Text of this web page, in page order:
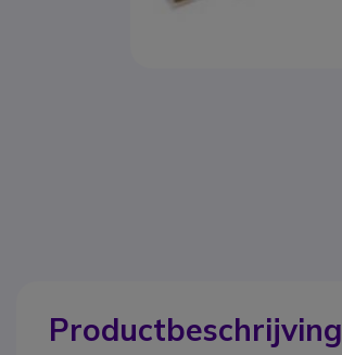
Productbeschrijving